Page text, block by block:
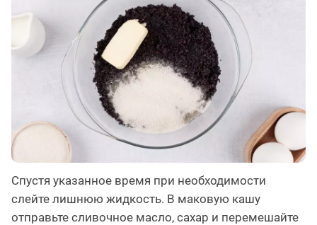
Спустя указанное время при необходимости
слейте лишнюю жидкость. В маковую кашу
отправьте сливочное масло, сахар и перемешайте